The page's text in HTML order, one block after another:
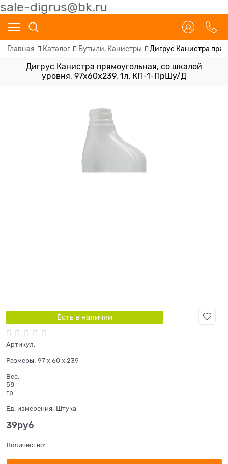
sale-digrus@bk.ru
Главная Каталог Бутыли, Канистры Дигрус Канистра
Дигрус Канистра прямоугольная, со шкалой
уровня, 97х60х239, 1л. КП-1-ПрШу/Д
Есть в наличии
Артикул:
Размеры: 97 x 60 x 239
Вес:
58
гр.
Ед. измерения: Штука
39руб
Количество: